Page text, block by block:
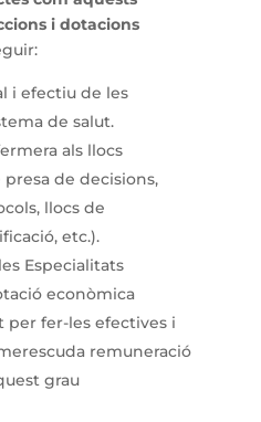
i dotacions
i efectiu de les
de salut.
als llocs
de decisions,
llocs de
etc.).
Especialitats
econòmica
per fer-les efectives i
remuneració
grau